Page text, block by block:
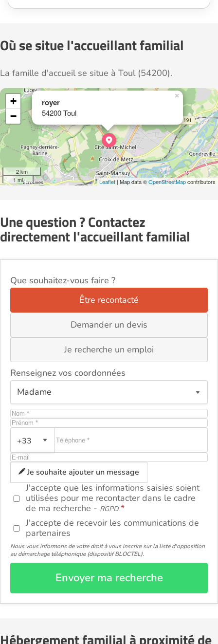
Où se situe l'accueillant familial
La famille d'accueil se situe à Toul (54200).
royer
54200 Toul
×
+
−
2 km
1 mi
Leaflet | Map data ©OpenStreetMapcontributors
Une question ? Contactez
directement l'accueillant familial
Que souhaitez-vous faire ?
Être recontacté
Demander un devis
Je recherche un emploi
Renseignez vos coordonnées
+33
Je souhaite ajouter un message
J'accepte que les informations saisies soient
utilisées pour me recontacter dans le cadre
de ma recherche - RGPD
J'accepte de recevoir les communications de
partenaires
Nous vous informons de votre droit à vous inscrire sur la liste d'opposition
au démarchage téléphonique (dispositif BLOCTEL).
Envoyer ma recherche
ou